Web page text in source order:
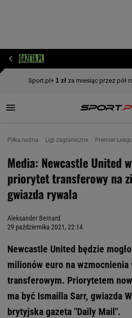
Piłka nożna Ligi zagraniczne Premier
Media: Newcastle United
priorytet transferowy na
gwiazda rywala
Aleksander Bernard
29 października 2021, 22:14
Newcastle United będzie
milionów euro na
transferowym. Priorytetem
ma być Ismailla Sarr, gwiazda
brytyjska gazeta "Daily Mail".